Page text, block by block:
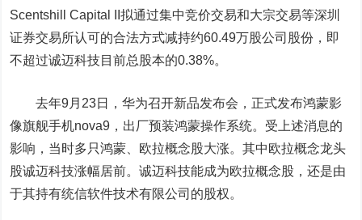
Scentshill Capital II拟通过集中竞价交易和大宗交易等深圳
证券交易所认可的合法方式减持约60.49万股公司股份，即
不超过诚迈科技目前总股本的0.38%。
去年9月23日，华为召开新品发布会，正式发布鸿蒙影
像旗舰手机nova9，出厂预装鸿蒙操作系统。受上述消息的
影响，当时多只鸿蒙、欧拉概念股大涨。其中欧拉概念龙头
股诚迈科技涨幅居前。诚迈科技能成为欧拉概念股，还是由
于其持有统信软件技术有限公司的股权。